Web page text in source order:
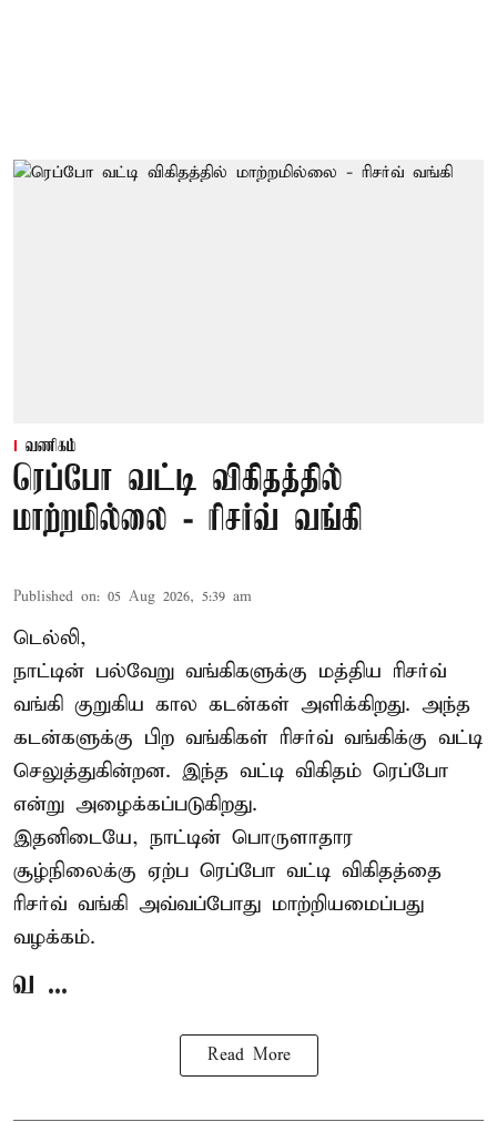
வணிகம்
ரெப்போ வட்டி விகிதத்தில்
மாற்றமில்லை - ரிசர்வ் வங்கி
Published on: 05 Aug 2026, 5:39 am
டெல்லி,
நாட்டின் பல்வேறு வங்கிகளுக்கு மத்திய ரிசர்வ்
வங்கி குறுகிய கால கடன்கள் அளிக்கிறது. அந்த
கடன்களுக்கு பிற வங்கிகள் ரிசர்வ் வங்கிக்கு வட்டி
செலுத்துகின்றன. இந்த வட்டி விகிதம் ரெப்போ
என்று அழைக்கப்படுகிறது.
இதனிடையே, நாட்டின் பொருளாதார
சூழ்நிலைக்கு ஏற்ப ரெப்போ வட்டி விகிதத்தை
ரிசர்வ் வங்கி அவ்வப்போது மாற்றியமைப்பது
வழக்கம்.
வ ...
Read More